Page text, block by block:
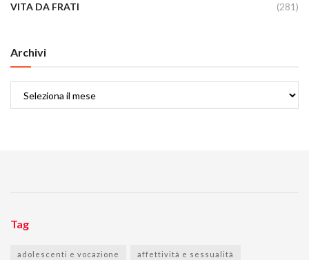
VITA DA FRATI (281)
Archivi
Tag
adolescenti e vocazione affettività e sessualità